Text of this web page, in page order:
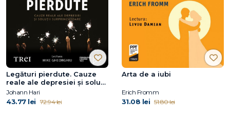
Legături pierdute. Cauze
reale ale depresiei și soluții
surprinzătoare
Johann Hari
43.77 lei 72.94 lei
Arta de a iubi
Erich Fromm
31.08 lei 51.80 lei